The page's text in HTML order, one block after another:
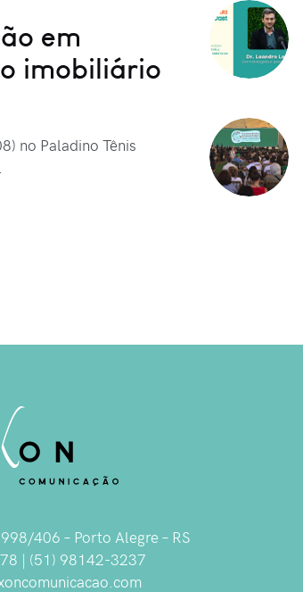
em
imobiliário
no Paladino Tênis
406 – Porto Alegre – RS
| (51) 98142-3237